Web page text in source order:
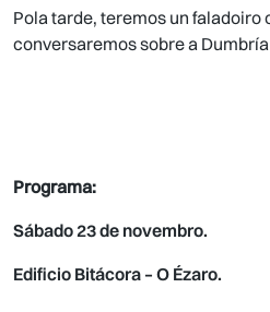
Pola tarde, teremos un faladoiro
conversaremos sobre a
Programa:
Sábado 23 de novembro.
Edificio Bitácora – O Ézaro.